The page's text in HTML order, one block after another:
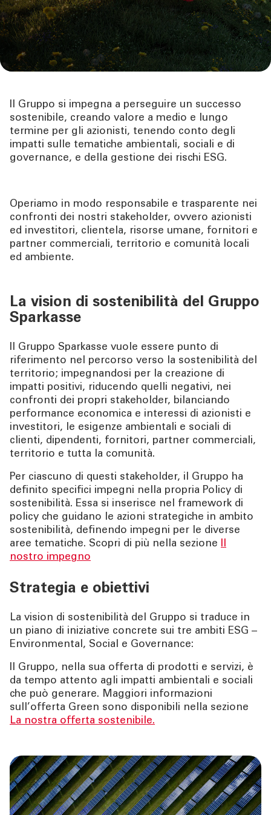
Governance
Alta Direzione
Investor Relations
Internal Dealing
Sostenibilità
mobile
ATTUALITÀ
CONTATTI
Educazione finanziaria
Sparkasse Crowd
Mancata presa in considerazione degli effetti
negativi delle consulenze in materia di
investimenti sui fattori di sostenibilità
Green Social & Sustainability Funding Framework
Partecipazione a network
Contatti
Il Gruppo si impegna a perseguire un successo
sostenibile, creando valore a medio e lungo
termine per gli azionisti, tenendo conto degli
impatti sulle tematiche ambientali, sociali e di
governance, e della gestione dei rischi ESG.
Operiamo in modo responsabile e trasparente nei
confronti dei nostri stakeholder, ovvero azionisti
ed investitori, clientela, risorse umane, fornitori e
partner commerciali, territorio e comunità locali
ed ambiente.
La vision di sostenibilità del Gruppo
Sparkasse
Il Gruppo Sparkasse vuole essere punto di
riferimento nel percorso verso la sostenibilità del
territorio; impegnandosi per la creazione di
impatti positivi, riducendo quelli negativi, nei
confronti dei propri stakeholder, bilanciando
performance economica e interessi di azionisti e
investitori, le esigenze ambientali e sociali di
clienti, dipendenti, fornitori, partner commerciali,
territorio e tutta la comunità.
Per ciascuno di questi stakeholder, il Gruppo ha
definito specifici impegni nella propria Policy di
sostenibilità. Essa si inserisce nel framework di
policy che guidano le azioni strategiche in ambito
sostenibilità, definendo impegni per le diverse
aree tematiche. Scopri di più nella sezione Il
nostro impegno
Strategia e obiettivi
La vision di sostenibilità del Gruppo si traduce in
un piano di iniziative concrete sui tre ambiti ESG –
Environmental, Social e Governance:
Il Gruppo, nella sua offerta di prodotti e servizi, è
da tempo attento agli impatti ambientali e sociali
che può generare. Maggiori informazioni
sull’offerta Green sono disponibili nella sezione
La nostra offerta sostenibile.